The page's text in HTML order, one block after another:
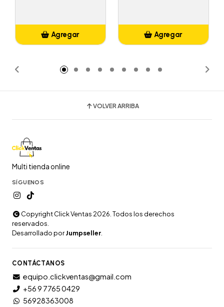
Agregar Agregar
VOLVER ARRIBA
Multi tienda online
SÍGUENOS
Copyright Click Ventas 2026. Todos los derechos
reservados.
Desarrollado porJumpseller
CONTÁCTANOS
equipo.clickventas@gmail.com
+56 9 7765 0429
56928363008